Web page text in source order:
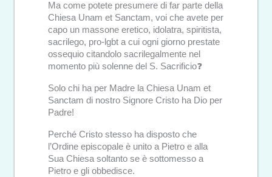
Ma come potete presumere di far parte della
Chiesa Unam et Sanctam, voi che avete per
capo un massone eretico, idolatra, spiritista,
sacrilego, pro-lgbt a cui ogni giorno prestate
ossequio citandolo sacrilegalmente nel
momento più solenne del S. Sacrificio❓
Solo chi ha per Madre la Chiesa Unam et
Sanctam di nostro Signore Cristo ha Dio per
Padre!
Perché Cristo stesso ha disposto che
l’Ordine episcopale è unito a Pietro e alla
Sua Chiesa soltanto se è sottomesso a
Pietro e gli obbedisce.